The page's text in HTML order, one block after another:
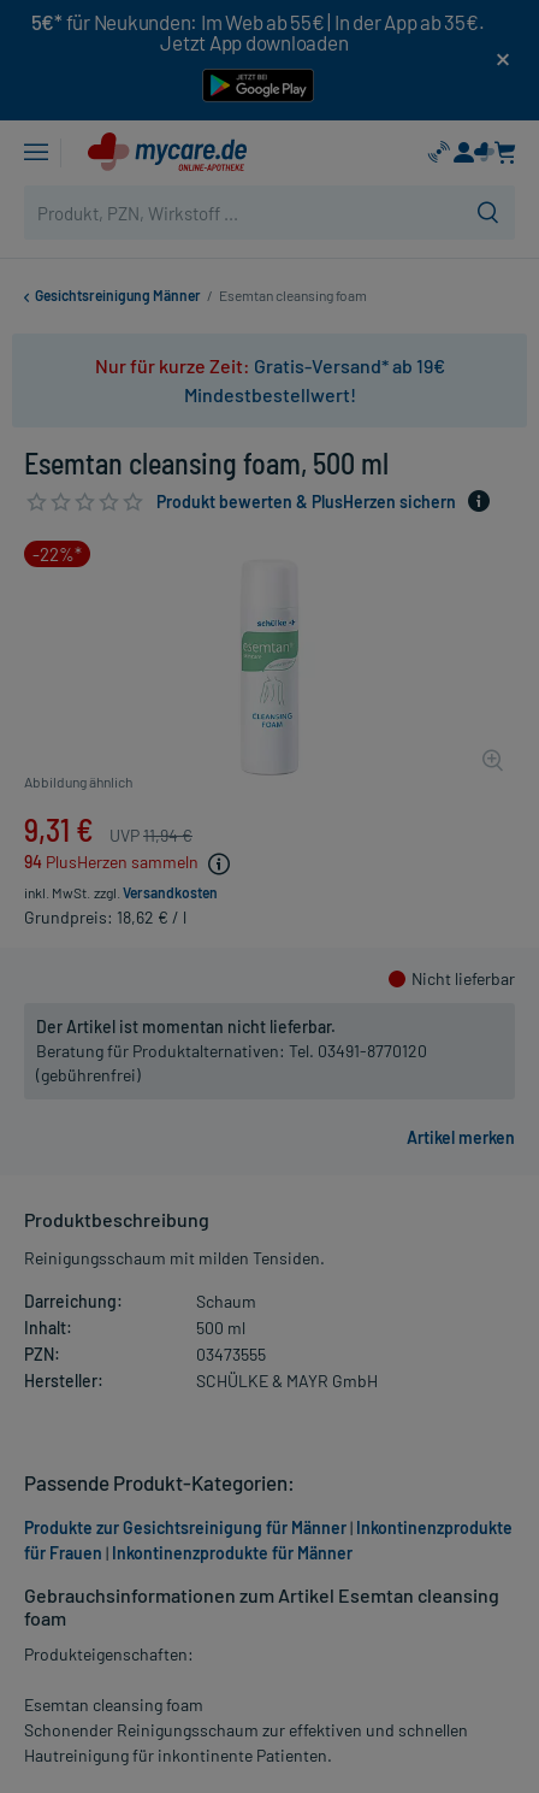
5€* für Neukunden: Im Web ab 55€ | In der App ab 35€.
Jetzt App downloaden
Gesichtsreinigung Männer / Esemtan cleansing foam
Nur für kurze Zeit: Gratis-Versand* ab 19€
Mindestbestellwert!
Esemtan cleansing foam, 500 ml
Produkt bewerten & PlusHerzen sichern
-22%*
Abbildung ähnlich
9,31 € UVP11,94 €
94 PlusHerzen sammeln
inkl. MwSt. zzgl. Versandkosten
Grundpreis: 18,62 € / l
Nicht lieferbar
Der Artikel ist momentan nicht lieferbar.
Beratung für Produktalternativen: Tel. 03491-8770120
(gebührenfrei)
Produktbeschreibung
Reinigungsschaum mit milden Tensiden.
Darreichung:
Schaum
Inhalt:
500 ml
PZN:
03473555
Hersteller:
SCHÜLKE & MAYR GmbH
Gebrauchsinformationen zum Artikel Esemtan cleansing
foam
Produkteigenschaften:
Esemtan cleansing foam
Schonender Reinigungsschaum zur effektiven und schnellen
Hautreinigung für inkontinente Patienten.
Passende Produkt-Kategorien:
Produkte zur Gesichtsreinigung für Männer| Inkontinenzprodukte
für Frauen | Inkontinenzprodukte für Männer